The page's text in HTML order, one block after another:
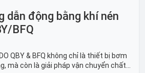
dẫn động bằng khí nén
BFQ
QBY & BFQ không chỉ là thiết bị bơm
mà còn là giải pháp vận chuyển chất